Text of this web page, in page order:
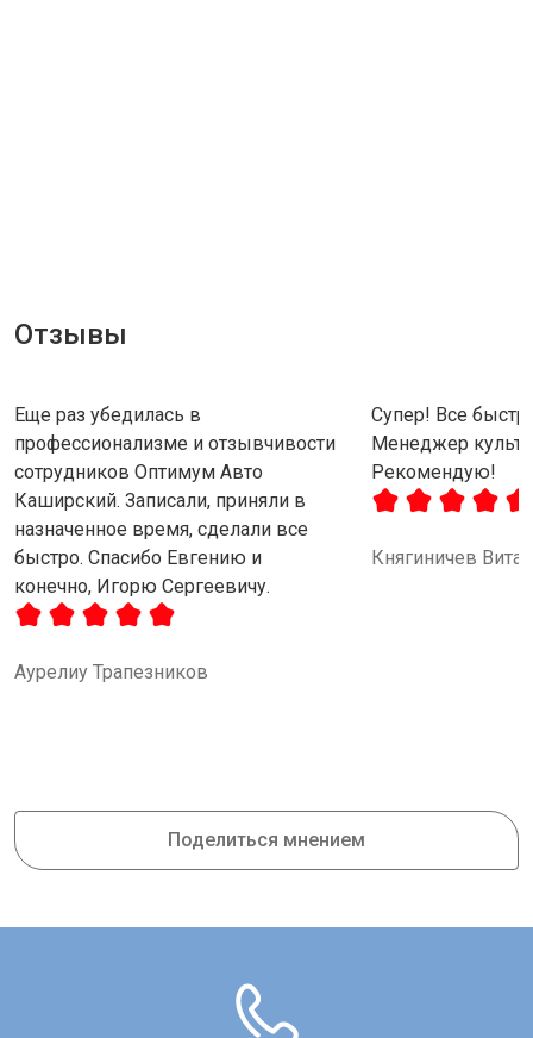
Отзывы
Еще раз убедилась в
профессионализме и отзывчивости
сотрудников Оптимум Авто
Каширский. Записали, приняли в
назначенное время, сделали все
быстро. Спасибо Евгению и
конечно, Игорю Сергеевичу.
Аурелиу Трапезников
Супер! Все
Менеджер
Рекомендую!
Княгиничев
Поделиться мнением